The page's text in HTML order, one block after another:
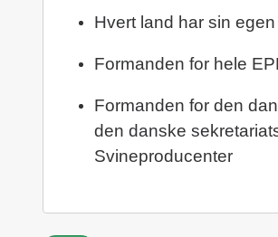
Hvert land har sin
Formanden for hele
Formanden for den
den danske
Svineproducenter